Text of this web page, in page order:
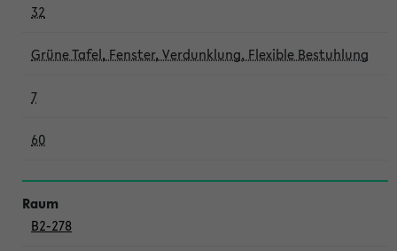
32
Grüne Tafel, Fenster, Verdunklung, Flexible Bestuhlung
7
60
B2-278